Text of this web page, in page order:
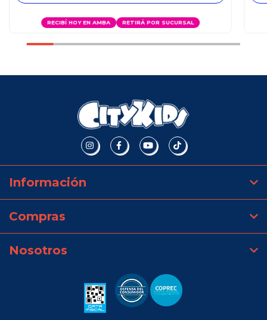
RECIBÍ HOY EN AMBA RETIRÁ POR SUCURSAL
Información
Compras
Nosotros